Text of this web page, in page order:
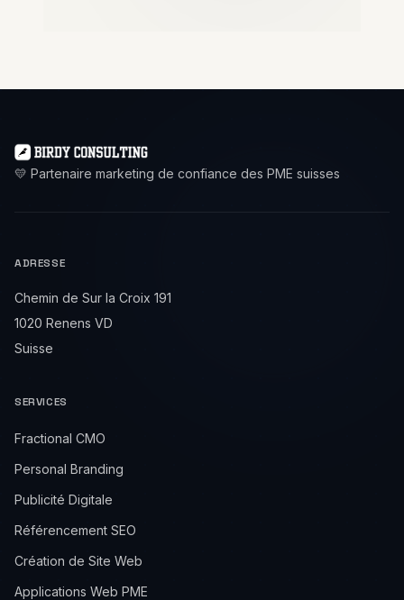
💛 Partenaire marketing de confiance des PME suisses
ADRESSE
Chemin de Sur la Croix 191
1020 Renens VD
Suisse
SERVICES
Fractional CMO
Personal Branding
Publicité Digitale
Référencement SEO
Création de Site Web
Applications Web PME